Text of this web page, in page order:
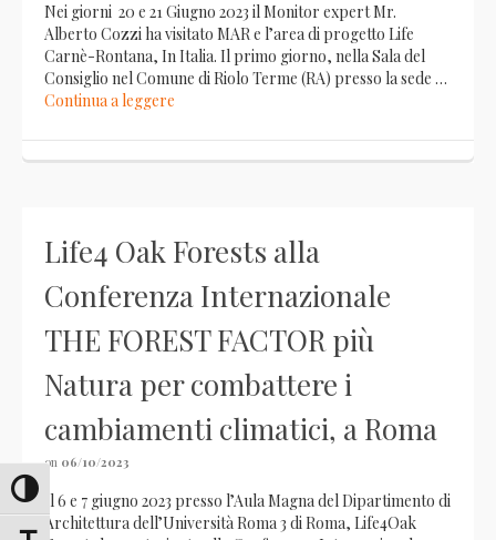
Attiva/disattiva alto contrasto
Nei giorni 20 e 21 Giugno 2023 il Monitor expert Mr.
Alberto Cozzi ha visitato MAR e l’area di progetto Life
Carnè-Rontana, In Italia. Il primo giorno, nella Sala del
Consiglio nel Comune di Riolo Terme (RA) presso la sede …
Continua a leggere
Life4 Oak Forests alla
Conferenza Internazionale
THE FOREST FACTOR più
Natura per combattere i
cambiamenti climatici, a Roma
on 06/10/2023
Il 6 e 7 giugno 2023 presso l’Aula Magna del Dipartimento di
Architettura dell’Università Roma 3 di Roma, Life4Oak